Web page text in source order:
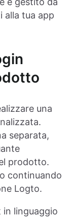
alla tua app
una
separata,
prodotto.
continuando
Logto.
in linguaggio